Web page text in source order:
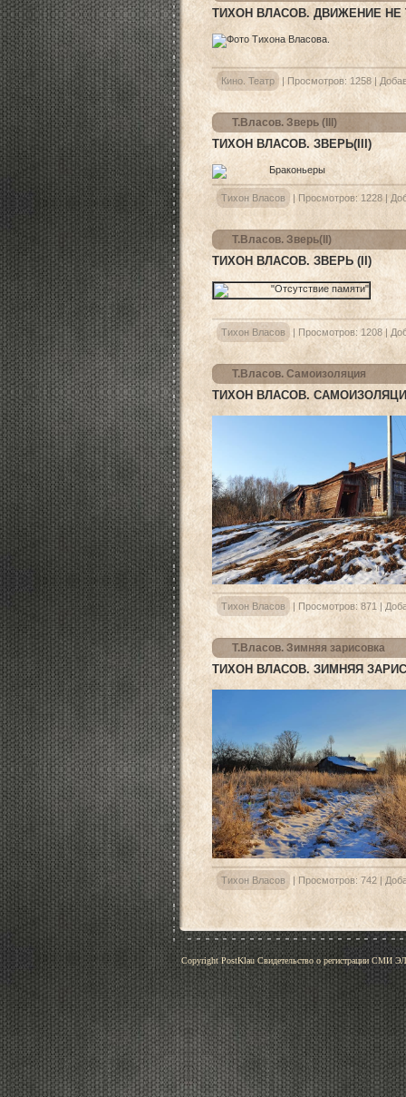
ТИХОН ВЛАСОВ. ДВИЖЕНИЕ НЕ
Кино. Театр | Просмотров: 1258 |
Т.Власов. Зверь (III)
ТИХОН ВЛАСОВ. ЗВЕРЬ(III)
Тихон Власов | Просмотров: 1228|
Т.Власов. Зверь(II)
ТИХОН ВЛАСОВ. ЗВЕРЬ (II)
Тихон Власов | Просмотров: 1208|
Т.Власов. Самоизоляция
ТИХОН ВЛАСОВ.
Тихон Власов | Просмотров: 871 |
Т.Власов. Зимняя зарисовка
ТИХОН ВЛАСОВ. ЗИМНЯЯ
Тихон Власов | Просмотров: 742 |
Copyright PostKlau Свидетельство о регистрации СМИ